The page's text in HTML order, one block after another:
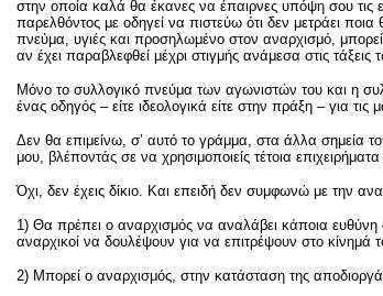
στην οποία καλά θα έκανες να έπαιρνες υπόψη σου τις
παρελθόντος με οδηγεί να πιστεύω ότι δεν μετράει
πνεύμα, υγιές και προσηλωμένο στον αναρχισμό,
αν έχει παραβλεφθεί μέχρι στιγμής ανάμεσα στις
Μόνο το συλλογικό πνεύμα των αγωνιστών του και η
ένας οδηγός – είτε ιδεολογικά είτε στην πράξη – για
Δεν θα επιμείνω, σ’ αυτό το γράμμα, στα άλλα σημεία
μου, βλέποντάς σε να χρησιμοποιείς τέτοια
Όχι, δεν έχεις δίκιο. Και επειδή δεν συμφωνώ με την
1) Θα πρέπει ο αναρχισμός να αναλάβει κάποια ευθύνη
αναρχικοί να δουλέψουν για να επιτρέψουν στο κίνημά
2) Μπορεί ο αναρχισμός, στην κατάσταση της